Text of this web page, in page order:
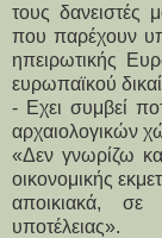
τους δανειστές
που παρέχουν
ηπειρωτικής
ευρωπαϊκού
- Εχει συμβεί
αρχαιολογικών
«Δεν γνωρίζω
οικονομικής
αποικιακά, σε
υποτέλειας».